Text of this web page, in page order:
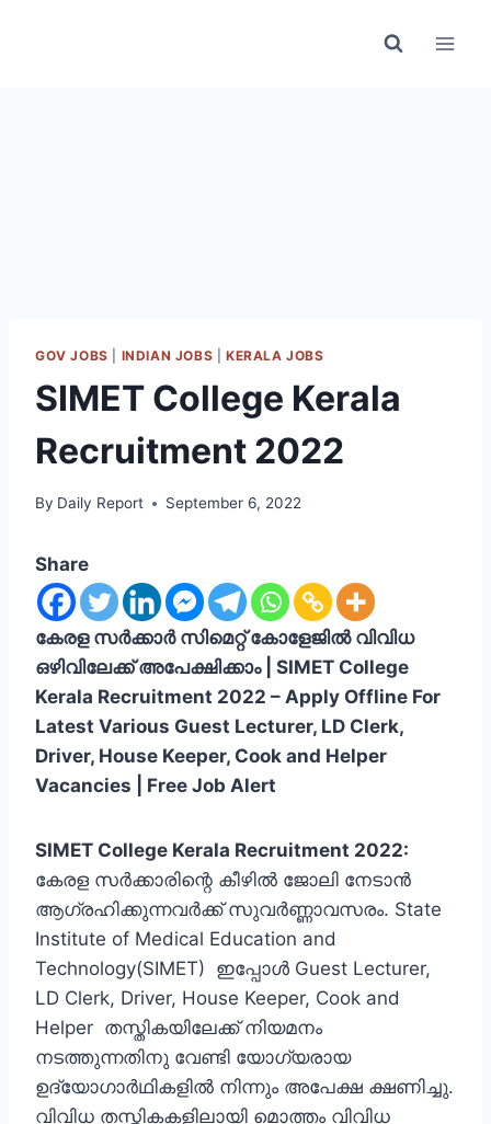
GOV JOBS INDIAN JOBS KERALA JOBS
SIMET College Kerala
Recruitment 2022
By Daily Report September 6, 2022
Share
കേരള സര്‍ക്കാര്‍ സിമെറ്റ് കോളേജില്‍ വിവിധ
ഒഴിവിലേക്ക് അപേക്ഷിക്കാം | SIMET College
Kerala Recruitment 2022 – Apply Offline For
Latest Various Guest Lecturer, LD Clerk,
Driver, House Keeper, Cook and Helper
Vacancies | Free Job Alert
SIMET College Kerala Recruitment 2022:
കേരള സര്‍ക്കാരിന്റെ കീഴില്‍ ജോലി നേടാന്‍
ആഗ്രഹിക്കുന്നവര്‍ക്ക് സുവര്‍ണ്ണാവസരം. State
Institute of Medical Education and
Technology(SIMET) ഇപ്പോള്‍ Guest Lecturer,
LD Clerk, Driver, House Keeper, Cook and
Helper തസ്തികയിലേക്ക് നിയമനം
നടത്തുന്നതിനു വേണ്ടി യോഗ്യരായ
ഉദ്യോഗാര്‍ഥികളില്‍ നിന്നും അപേക്ഷ ക്ഷണിച്ചു.
വിവിധ തസ്തികകളിലായി മൊത്തം വിവിധ